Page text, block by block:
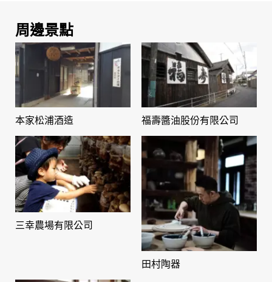
周邊景點
本家松浦酒造 福壽醬油股份有限公司
三幸農場有限公司
田村陶器